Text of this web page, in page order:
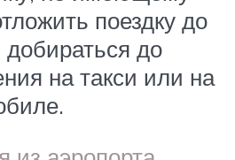
поездку до
добираться до
на такси или на